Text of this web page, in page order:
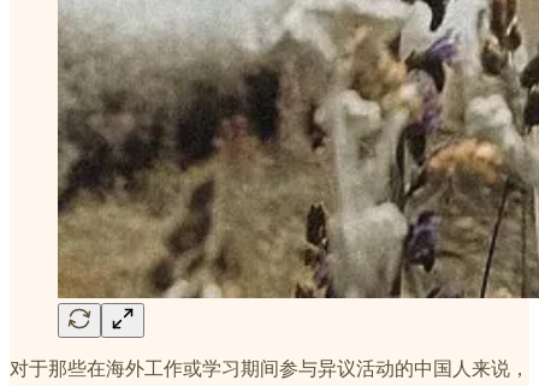
对于那些在海外工作或学习期间参与异议活动的中国人来说，